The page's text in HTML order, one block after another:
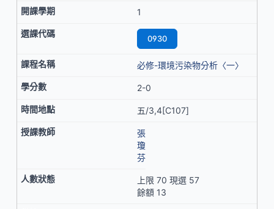
1
0930
必修-環境污染物分析〈一〉
2-0
五/3,4[C107]
張
瓊
芬
上限 70 現選 57
餘額 13